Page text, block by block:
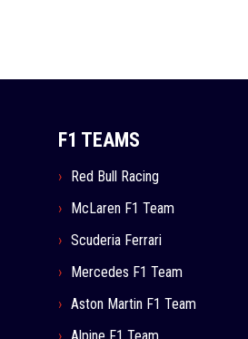
F1 TEAMS
Red Bull Racing
McLaren F1 Team
Scuderia Ferrari
Mercedes F1 Team
Aston Martin F1 Team